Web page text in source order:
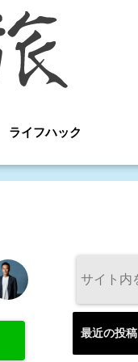
ライフハック
最近の投稿